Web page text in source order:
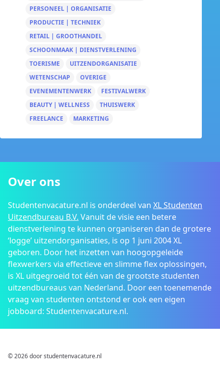
PERSONEEL | ORGANISATIE
PRODUCTIE | TECHNIEK
RETAIL | GROOTHANDEL
SCHOONMAAK | DIENSTVERLENING
TOERISME
UITZENDORGANISATIE
WETENSCHAP
OVERIGE
EVENEMENTENWERK
FESTIVALWERK
BEAUTY | WELLNESS
THUISWERK
FREELANCE
MARKETING
Over ons
Studentenvacature.nl is onderdeel van XL Studenten
Uitzendbureau B.V. Vanuit de visie een betere
dienstverlening te kunnen organiseren dan de grotere
‘logge’ uitzendorganisaties, is op 1 juni 2004 XL
geboren. Door het inzetten van hoogopgeleide
flexwerkers via effectieve en slimme flex oplossingen,
is XL uitgegroeid tot één van de grootste studenten
uitzendbureaus van Nederland. Door een toenemende
vraag van studenten ontstond er ook een eigen
jobboard: Studentenvacature.nl.
© 2026 door studentenvacature.nl